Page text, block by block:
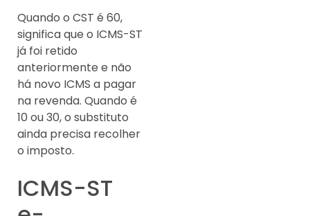
Quando o CST é 60,
significa que o ICMS-ST
já foi retido
anteriormente e não
há novo ICMS a pagar
na revenda. Quando é
10 ou 30, o substituto
ainda precisa recolher
o imposto.
ICMS-ST